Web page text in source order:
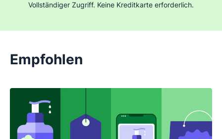
Vollständiger Zugriff. Keine Kreditkarte erforderlich.
Empfohlen